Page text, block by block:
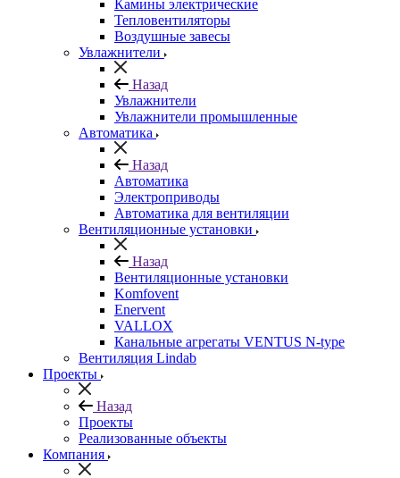
Камины электрические
Тепловентиляторы
Воздушные завесы
Увлажнители
Назад
Увлажнители
Увлажнители промышленные
Автоматика
Назад
Автоматика
Электроприводы
Автоматика для вентиляции
Вентиляционные установки
Назад
Вентиляционные установки
Komfovent
Enervent
VALLOX
Канальные агрегаты VENTUS N-type
Вентиляция Lindab
Проекты
Назад
Проекты
Реализованные объекты
Компания